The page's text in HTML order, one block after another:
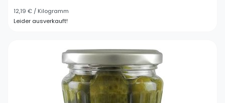
12,19 € / Kilogramm
Leider ausverkauft!